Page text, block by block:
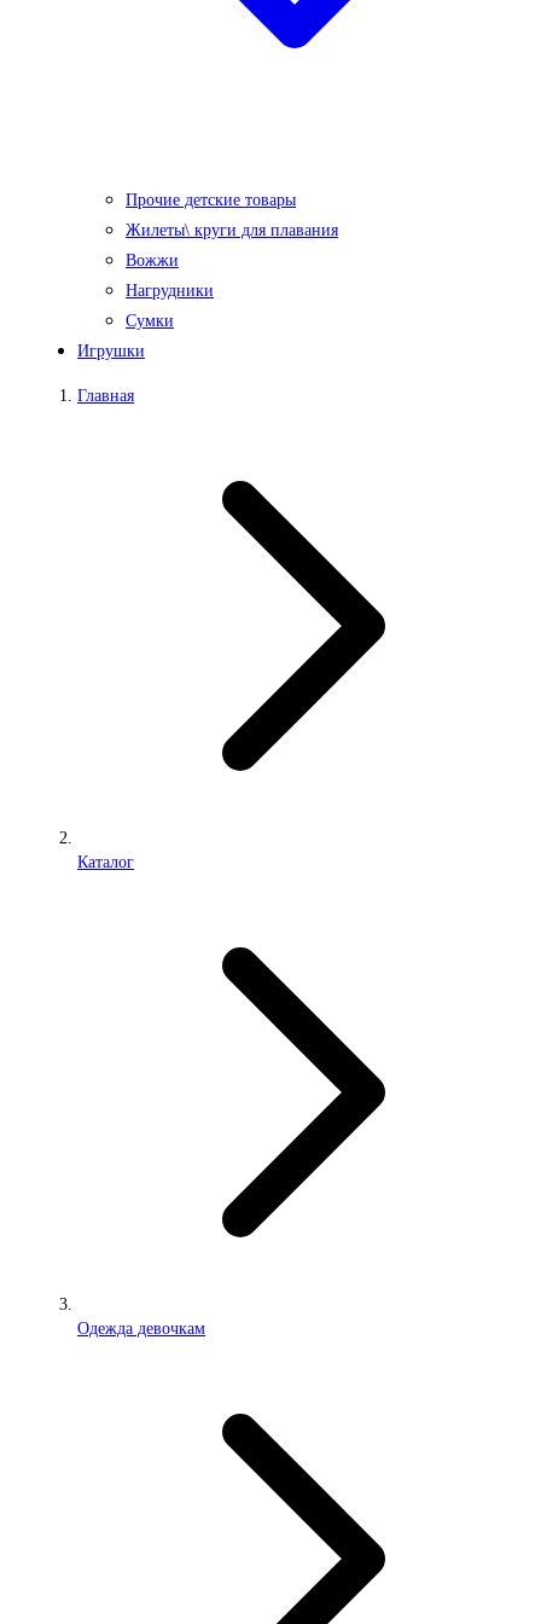
Прочие детские товары
Жилеты\ круги для плавания
Вожжи
Нагрудники
Сумки
Игрушки
Главная
Каталог
Одежда девочкам